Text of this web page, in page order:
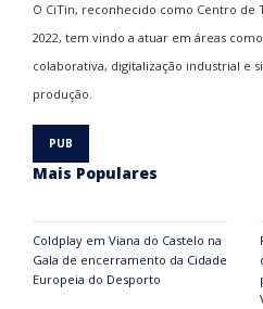
O CiTin, reconhecido como Centro de
2022, tem vindo a atuar em áreas
colaborativa, digitalização industrial e
produção.
Mais Populares
Coldplay em Viana do Castelo na
Gala de encerramento da Cidade
Europeia do Desporto